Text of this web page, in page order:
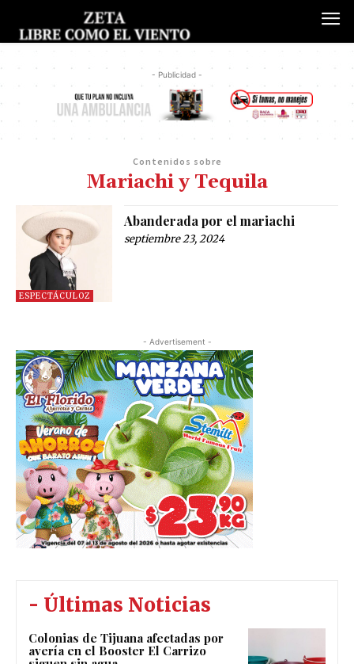
- Publicidad -
Contenidos sobre
Mariachi y Tequila
ESPECTÁCULOZ
Abanderada por el mariachi
septiembre 23, 2024
- Advertisement -
- Últimas Noticias
Colonias de Tijuana afectadas por
avería en el Booster El Carrizo